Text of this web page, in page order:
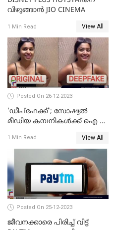
വിഴുങ്ങാന്‍ JIO CINEMA
1 Min Read View All
Posted On 26-12-2023
'ഡീപ്‌ഫേക്ക്'; സോഷ്യല്‍
മീഡിയ കമ്പനികള്‍ക്ക് ഐ ടി
നിര്‍ദ്ദേശം
1 Min Read View All
Posted On 25-12-2023
ജീവനക്കാരെ പിരിച്ച് വിട്ട്